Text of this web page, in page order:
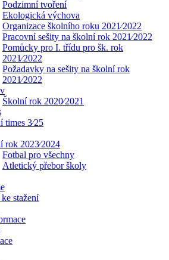
Podzimní tvoření
Ekologická výchova
Organizace školního roku 2021⁄2022
Pracovní sešity na školní rok 2021⁄2022
Pomůcky pro I. třídu pro šk. rok
2021⁄2022
Požadavky na sešity na školní rok
2021⁄2022
Školní rok 2020⁄2021
times 3⁄25
rok 2023⁄2024
Fotbal pro všechny
Atletický přebor školy
stažení